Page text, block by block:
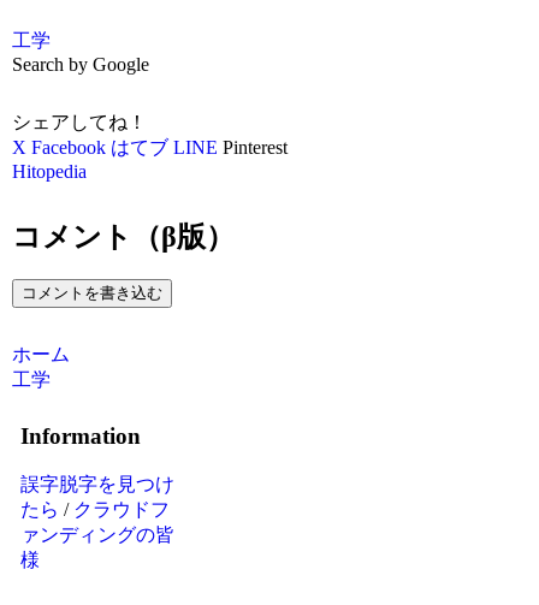
工学
Search by Google
シェアしてね！
X Facebook はてブ LINE Pinterest
Hitopedia
コメント（β版）
コメントを書き込む
ホーム
工学
Information
誤字脱字を見つけ
たら / クラウドフ
ァンディングの皆
様